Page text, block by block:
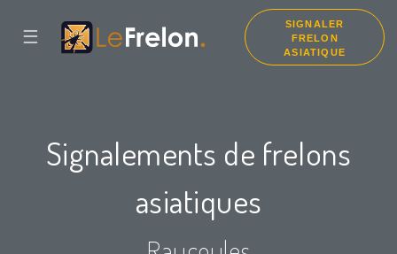
☰
SIGNALER
FRELON
ASIATIQUE
Signalements de frelons
asiatiques